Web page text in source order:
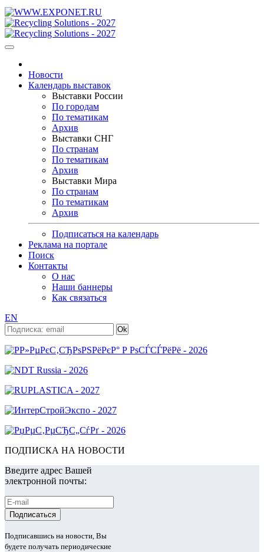
Новости
Календарь выставок
Выставки России
По городам
По тематикам
Архив
Выставки СНГ
По странам
По тематикам
Архив
Выставки Мира
По странам
По тематикам
Архив
Подписаться на календарь
Реклама на портале
Поиск
Контакты
О нас
Наши баннеры
Как связаться
EN
ПОДПИСКА НА НОВОСТИ
Введите адрес Вашей
электронной почты:
Подписавшись на новости, Вы
будете получать периодические